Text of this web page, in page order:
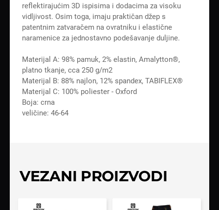
reflektirajućim 3D ispisima i dodacima za visoku
vidljivost. Osim toga, imaju praktičan džep s
patentnim zatvaračem na ovratniku i elastične
naramenice za jednostavno podešavanje duljine.
Materijal A: 98% pamuk, 2% elastin, Amalytton®,
platno tkanje, cca 250 g/m2
Materijal B: 88% najlon, 12% spandex, TABIFLEX®
Materijal C: 100% poliester - Oxford
Boja: crna
veličine: 46-64
VEZANI PROIZVODI